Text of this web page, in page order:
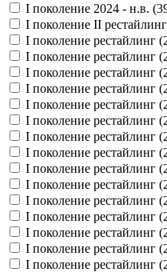
I поколение 2024 - н.в. (
I поколение II
I поколение рестайлинг
I поколение рестайлинг
I поколение рестайлинг
I поколение рестайлинг
I поколение рестайлинг
I поколение рестайлинг
I поколение рестайлинг
I поколение рестайлинг
I поколение рестайлинг
I поколение рестайлинг
I поколение рестайлинг
I поколение рестайлинг
I поколение рестайлинг
I поколение рестайлинг
I поколение рестайлинг